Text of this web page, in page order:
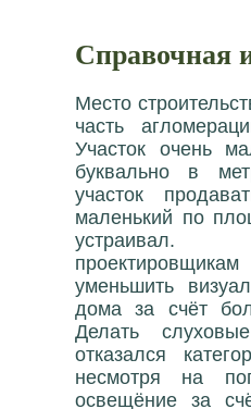
Справочная
Место
часть
Участок очень
буквально в
участок
маленький по
уменьшить
дома за счёт
Делать
отказался
несмотря на
освещёние за